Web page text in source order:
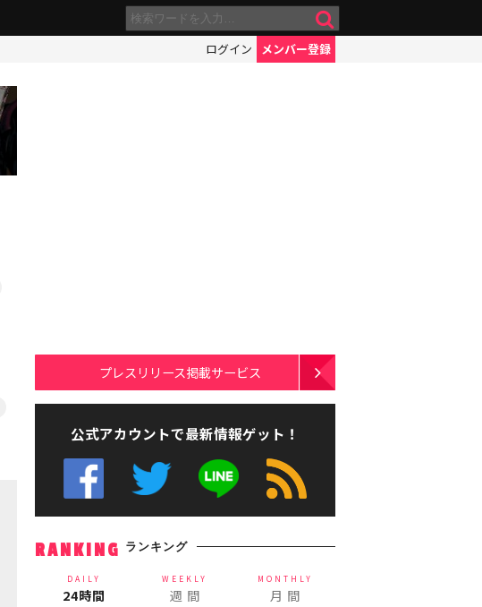
ログイン メンバー登録
プレスリリース掲載サービス
公式アカウントで最新情報ゲット！
RANKING ランキング
DAILY
24時間
WEEKLY
週 間
MONTHLY
月 間